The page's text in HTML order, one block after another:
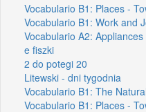
Vocabulario B1: Places -
Vocabulario B1: Work and
Vocabulario A2: Appliances
e fiszki
2 do potegi 20
Litewski - dni tygodnia
Vocabulario B1: The
Vocabulario B1: Places -